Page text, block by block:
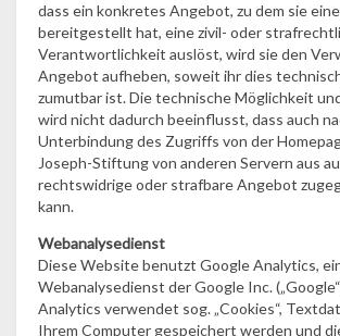
dass ein konkretes Angebot, zu dem sie
bereitgestellt hat, eine zivil- oder
Verantwortlichkeit auslöst, wird sie den
Angebot aufheben, soweit ihr dies
zumutbar ist. Die technische Möglichkeit
wird nicht dadurch beeinflusst, dass auch
Unterbindung des Zugriffs von der
Joseph-Stiftung von anderen Servern aus
rechtswidrige oder strafbare Angebot
kann.
Webanalysedienst
Diese Website benutzt Google Analytics,
Webanalysedienst der Google Inc.
Analytics verwendet sog. „Cookies“,
Ihrem Computer gespeichert werden und